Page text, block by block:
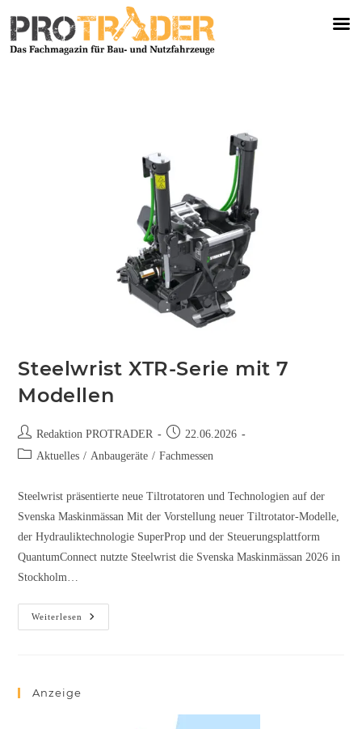
Steelwrist XTR-Serie mit 7
Modellen
Redaktion PROTRADER
22.06.2026
Aktuelles / Anbaugeräte / Fachmessen
Steelwrist präsentierte neue Tiltrotatoren und Technologien auf der
Svenska Maskinmässan Mit der Vorstellung neuer Tiltrotator-Modelle,
der Hydrauliktechnologie SuperProp und der Steuerungsplattform
QuantumConnect nutzte Steelwrist die Svenska Maskinmässan 2026 in
Stockholm…
Weiterlesen
Anzeige